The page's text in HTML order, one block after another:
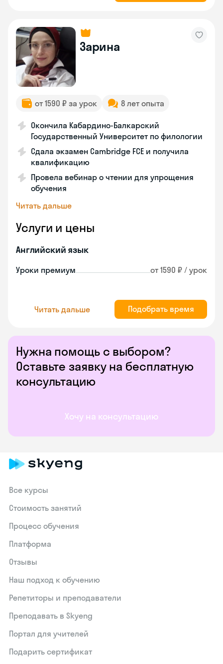
Нужна помощь с выбором?
Оставьте заявку на бесплатную
консультацию
Хочу на консультацию
Зарина
от 1590 ₽ за урок 8 лет опыта
Окончила Кабардино-Балкарский
Государственный Университет по филологии
Сдала экзамен Cambridge FCE и получила
квалификацию
Провела вебинар о чтении для упрощения
обучения
Читать дальше
Услуги и цены
Английский язык
Уроки премиум от 1590 ₽ / урок
Читать дальше Подобрать время
Все курсы
Стоимость занятий
Процесс обучения
Платформа
Отзывы
Наш подход к обучению
Репетиторы и преподаватели
Преподавать в Skyeng
Портал для учителей
Подарить сертификат